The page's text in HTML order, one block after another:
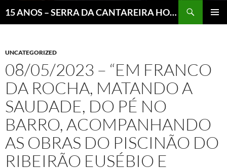
15 ANOS – SERRA DA CANTAREIRA HOJE E COTIDIANO DO BRASIL E DO MUNDO
UNCATEGORIZED
08/05/2023 – “EM FRANCO
DA ROCHA, MATANDO A
SAUDADE, DO PÉ NO
BARRO, ACOMPANHANDO
AS OBRAS DO PISCINÃO DO
RIBEIRÃO EUSÉBIO E